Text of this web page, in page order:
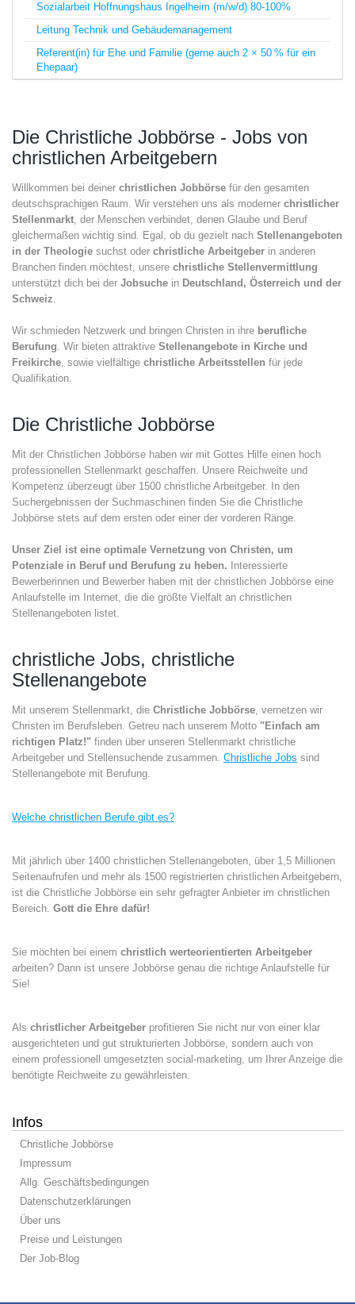
Sozialarbeit Hoffnungshaus Ingelheim (m/w/d) 80-100%
Leitung Technik und Gebäudemanagement
Referent(in) für Ehe und Familie (gerne auch 2 × 50 % für ein
Ehepaar)
Die Christliche Jobbörse - Jobs von
christlichen Arbeitgebern
Willkommen bei deiner christlichen Jobbörse für den gesamten
deutschsprachigen Raum. Wir verstehen uns als moderner christlicher
Stellenmarkt, der Menschen verbindet, denen Glaube und Beruf
gleichermaßen wichtig sind. Egal, ob du gezielt nach Stellenangeboten
in der Theologie suchst oder christliche Arbeitgeber in anderen
Branchen finden möchtest, unsere christliche Stellenvermittlung
unterstützt dich bei der Jobsuche in Deutschland, Österreich und der
Schweiz.
Wir schmieden Netzwerk und bringen Christen in ihre berufliche
Berufung. Wir bieten attraktive Stellenangebote in Kirche und
Freikirche, sowie vielfältige christliche Arbeitsstellen für jede
Qualifikation.
Die Christliche Jobbörse
Mit der Christlichen Jobbörse haben wir mit Gottes Hilfe einen hoch
professionellen Stellenmarkt geschaffen. Unsere Reichweite und
Kompetenz überzeugt über 1500 christliche Arbeitgeber. In den
Suchergebnissen der Suchmaschinen finden Sie die Christliche
Jobbörse stets auf dem ersten oder einer der vorderen Ränge.
Unser Ziel ist eine optimale Vernetzung von Christen, um
Potenziale in Beruf und Berufung zu heben. Interessierte
Bewerberinnen und Bewerber haben mit der christlichen Jobbörse eine
Anlaufstelle im Internet, die die größte Vielfalt an christlichen
Stellenangeboten listet.
christliche Jobs, christliche
Stellenangebote
Mit unserem Stellenmarkt, die Christliche Jobbörse, vernetzen wir
Christen im Berufsleben. Getreu nach unserem Motto "Einfach am
richtigen Platz!" finden über unseren Stellenmarkt christliche
Arbeitgeber und Stellensuchende zusammen. Christliche Jobs sind
Stellenangebote mit Berufung.
Welche christlichen Berufe gibt es?
Mit jährlich über 1400 christlichen Stellenangeboten, über 1,5 Millionen
Seitenaufrufen und mehr als 1500 registrierten christlichen Arbeitgebern,
ist die Christliche Jobbörse ein sehr gefragter Anbieter im christlichen
Bereich. Gott die Ehre dafür!
Sie möchten bei einem christlich werteorientierten Arbeitgeber
arbeiten? Dann ist unsere Jobbörse genau die richtige Anlaufstelle für
Sie!
Als christlicher Arbeitgeber profitieren Sie nicht nur von einer klar
ausgerichteten und gut strukturierten Jobbörse, sondern auch von
einem professionell umgesetzten social-marketing, um Ihrer Anzeige die
benötigte Reichweite zu gewährleisten.
Infos
Christliche Jobbörse
Impressum
Allg. Geschäftsbedingungen
Datenschutzerklärungen
Über uns
Preise und Leistungen
Der Job-Blog